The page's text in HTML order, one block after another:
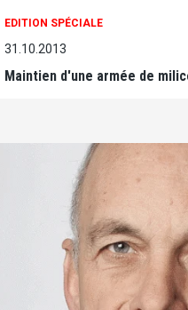
EDITION SPÉCIALE
31.10.2013
Maintien d'une armée de